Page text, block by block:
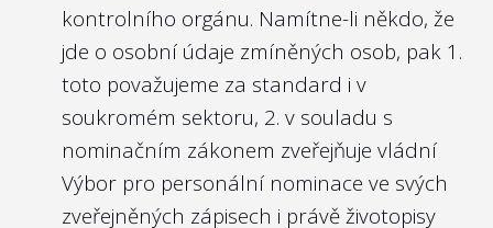
kontrolního orgánu. Namítne-li někdo, že
jde o osobní údaje zmíněných osob, pak 1.
toto považujeme za standard i v
soukromém sektoru, 2. v souladu s
nominačním zákonem zveřejňuje vládní
Výbor pro personální nominace ve svých
zveřejněných zápisech i právě životopisy